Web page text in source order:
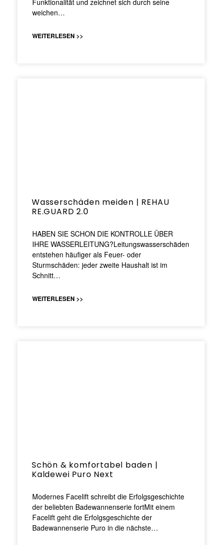
weichen…
WEITERLESEN >>
Wasserschäden meiden | REHAU
RE.GUARD 2.0
HABEN SIE SCHON DIE KONTROLLE ÜBER
IHRE WASSERLEITUNG?Leitungswasserschäden
entstehen häufiger als Feuer- oder
Sturmschäden: jeder zweite Haushalt ist im
Schnitt…
WEITERLESEN >>
Schön & komfortabel baden |
Kaldewei Puro Next
Modernes Facelift schreibt die Erfolgsgeschichte
der beliebten Badewannenserie fortMit einem
Facelift geht die Erfolgsgeschichte der
Badewannenserie Puro in die nächste…